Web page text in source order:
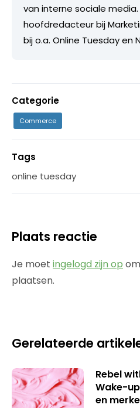
van interne sociale
hoofdredacteur bij
bij o.a. Online Tuesday en
Categorie
Commerce
Tags
online tuesday
Plaats reactie
Je moet ingelogd zijn op
plaatsen.
Gerelateerde
Rebel
Wake-
en